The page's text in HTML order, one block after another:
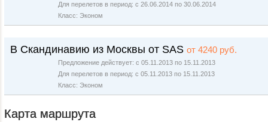
Для перелетов в период: с 26.06.2014 по 30.06.2014
Класс: Эконом
В Скандинавию из Москвы от SAS от 4240 руб.
Предложение действует: с 05.11.2013 по 15.11.2013
Для перелетов в период: с 05.11.2013 по 15.11.2013
Класс: Эконом
Карта маршрута